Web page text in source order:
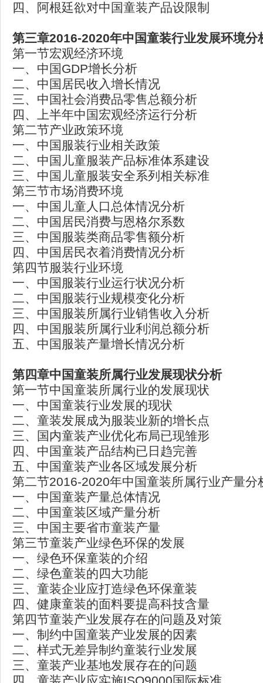
四、阿根廷欲对中国童装产品设限制
第三章2016-2020年中国童装行业发展环境分
第一节宏观经济环境
一、中国GDP增长分析
二、中国居民收入增长情况
三、中国社会消费品零售总额分析
四、上半年中国宏观经济运行分析
第二节产业政策环境
一、中国服装行业相关政策
二、中国儿童服装产品标准体系建设
三、中国儿童服装安全系列相关标准
第三节市场消费环境
一、中国儿童人口总体情况分析
二、中国居民消费与恩格尔系数
三、中国服装类商品零售额分析
四、中国居民衣着消费情况分析
第四节服装行业环境
一、中国服装行业运行状况分析
二、中国服装行业规模变化分析
三、中国服装所属行业销售收入分析
四、中国服装所属行业利润总额分析
五、中国服装产量增长情况分析
第四章中国童装所属行业发展现状分析
第一节中国童装所属行业的发展现状
一、中国童装行业发展的现状
二、童装发展成为服装业新的增长点
三、国内童装产业优化布局已现雏形
四、中国童装产品结构已日趋完善
五、中国童装产业各区域发展分析
第二节2016-2020年中国童装所属行业产量分
一、中国童装产量总体情况
二、中国童装区域产量分析
三、中国主要省市童装产量
第三节童装产业绿色环保的发展
一、绿色环保童装的介绍
二、绿色童装的四大功能
三、童装企业应打造绿色环保童装
四、健康童装的面料要提高科技含量
第四节童装产业发展存在的问题及对策
一、制约中国童装产业发展的因素
二、样式无差异制约童装行业发展
三、童装产业基地发展存在的问题